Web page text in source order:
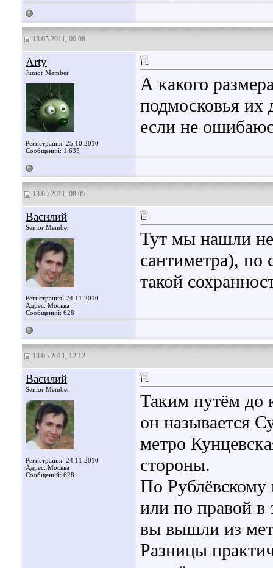
13.05.2011, 00:08
Arty
Junior Member
Регистрация: 25.10.2010
Сообщений: 1,635
А какого
подмосковья их
если не
13.05.2011, 08:05
Василий
Senior Member
Регистрация: 24.11.2010
Адрес: Москва
Сообщений: 628
Тут мы нашли не
сантиметра),
такой
13.05.2011, 12:12
Василий
Senior Member
Регистрация: 24.11.2010
Адрес: Москва
Сообщений: 628
Таким путём до
он называется
метро
стороны.
По Рублёвскому
или по правой в
вы вышли из
Разницы